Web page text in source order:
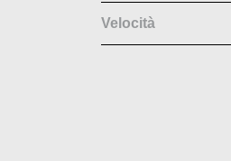
Velocità